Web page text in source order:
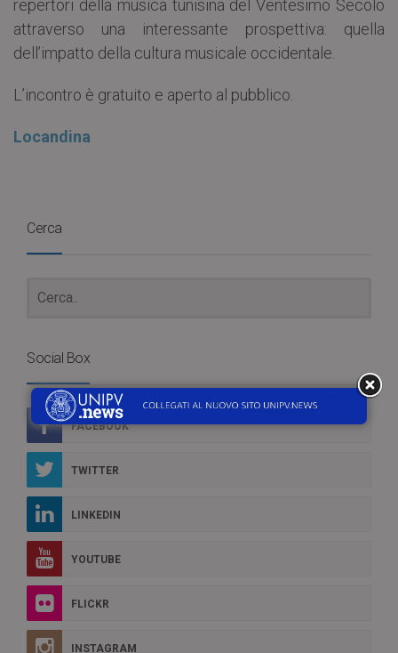
repertori della musica tunisina del Ventesimo Secolo
attraverso una interessante prospettiva: quella
dell’impatto della cultura musicale occidentale.
L’incontro è gratuito e aperto al pubblico.
Locandina
Cerca
Social Box
FACEBOOK
TWITTER
LINKEDIN
YOUTUBE
FLICKR
INSTAGRAM